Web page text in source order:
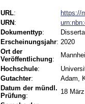
URL:
https://
URN :
Dokumenttyp:
Erscheinungsjahr: 2020
Ort der
Veröffentlichung:
Hochschule:
Gutachter:
Adam,
Datum der mündl.
Prüfung:
18